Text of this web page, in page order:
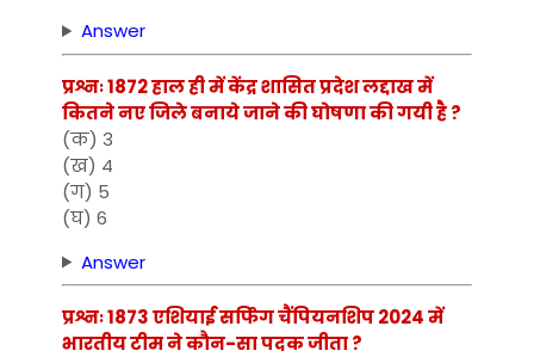
Answer
प्रश्नः 1872 हाल ही में केंद्र शासित प्रदेश लद्दाख में
कितने नए जिले बनाये जाने की घोषणा की गयी है ?
(क) 3
(ख) 4
(ग) 5
(घ) 6
Answer
प्रश्नः 1873 एशियाई सर्फिंग चैंपियनशिप 2024 में
भारतीय टीम ने कौन-सा पदक जीता ?